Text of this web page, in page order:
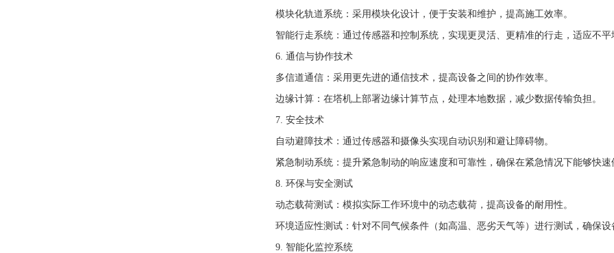
模块化轨道系统：采用模块化设计，便于安装和维护，提高施工效率。
智能行走系统：通过传感器和控制系统，实现更灵活、更精准的行走，适应不平
6. 通信与协作技术
多信道通信：采用更先进的通信技术，提高设备之间的协作效率。
边缘计算：在塔机上部署边缘计算节点，处理本地数据，减少数据传输负担。
7. 安全技术
自动避障技术：通过传感器和摄像头实现自动识别和避让障碍物。
紧急制动系统：提升紧急制动的响应速度和可靠性，确保在紧急情况下能够快速
8. 环保与安全测试
动态载荷测试：模拟实际工作环境中的动态载荷，提高设备的耐用性。
环境适应性测试：针对不同气候条件（如高温、恶劣天气等）进行测试，确保设
9. 智能化监控系统